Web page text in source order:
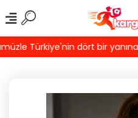
Türkiye'nin dört bir yanına